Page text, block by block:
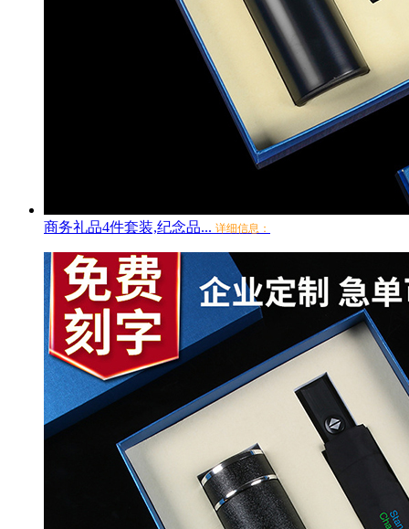
商务礼品4件套装,纪念品... 详细信息：